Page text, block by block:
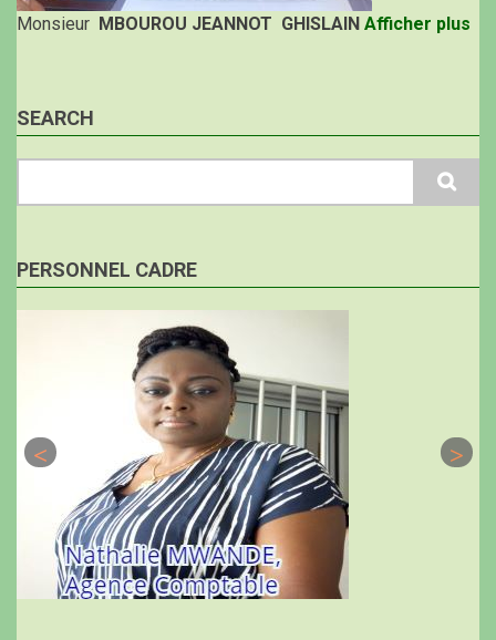
Monsieur MBOUROU JEANNOT GHISLAIN Afficher plus
SEARCH
PERSONNEL CADRE